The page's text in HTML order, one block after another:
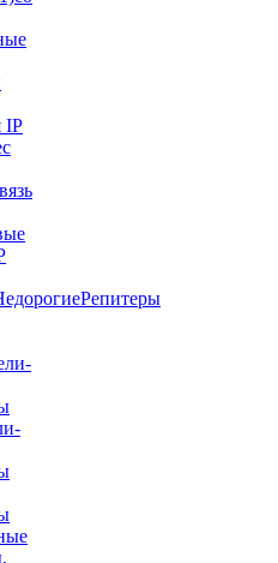
IP
с
Репитеры